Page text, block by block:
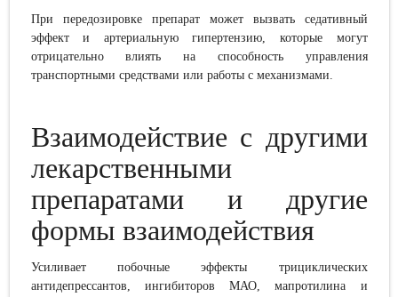
При передозировке препарат может вызвать седативный
эффект и артериальную гипертензию, которые могут
отрицательно влиять на способность управления
транспортными средствами или работы с механизмами.
Взаимодействие с другими
лекарственными
препаратами и другие
формы взаимодействия
Усиливает
побочные эффекты трициклических
антидепрессантов, ингибиторов МАО, мапротилина и